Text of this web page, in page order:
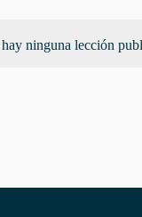
ninguna lección